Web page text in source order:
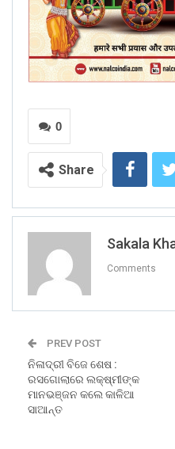
0
Share
Sakala
Comments
PREV POST
ନିଳାଦ୍ରୀ ବିଜେ ଶେଷ :
ରସଗୋଲାରେ ଲକ୍ଷ୍ମୀଙ୍କ
ମାନଭଞ୍ଜନ କଲେ କାଳିଆ
ସାଆନ୍ତ